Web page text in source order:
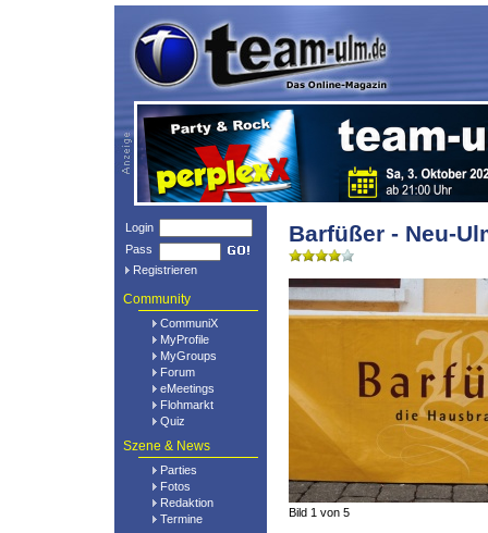
Login
Pass
Registrieren
Community
CommuniX
MyProfile
MyGroups
Forum
eMeetings
Flohmarkt
Quiz
Szene & News
Parties
Fotos
Redaktion
Termine
Barfüßer - Neu-
Bild 1 von 5